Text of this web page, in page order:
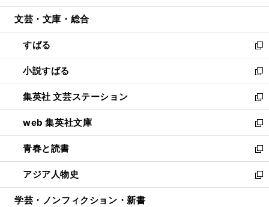
開
ウ
開
く
ン
ウ
で
開
く
ウ
ン
ド
ウ
で
開
く
文芸・文庫・総合
すばる
新
し
い
ウ
ィ
ン
ド
ウ
で
開
く
小説すばる
新
し
い
ウ
ィ
ン
ド
ウ
で
開
集英社 文芸ステーション
新
し
い
ウ
ィ
ン
ド
ウ
web 集英社文庫
新
し
い
ウ
ィ
ン
青春と読書
新
し
い
ウ
アジア人物史
新
し
学芸・ノンフィクション・新書